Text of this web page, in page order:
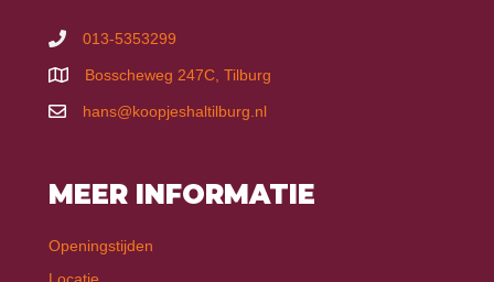
013-5353299
Bosscheweg 247C, Tilburg
hans@koopjeshaltilburg.nl
MEER INFORMATIE
Openingstijden